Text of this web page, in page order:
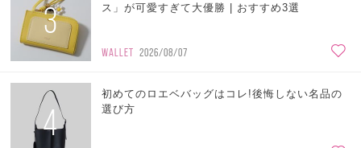
3
ス」が可愛すぎて大優勝 | おすすめ3選
WALLET 2026/08/07
4
初めてのロエベバッグはコレ!後悔しない名品の
選び方